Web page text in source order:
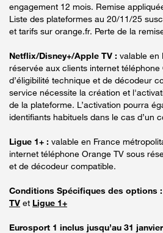
engagement 12 mois. Remise
Liste des plateformes au 20/11/25
et tarifs sur orange.fr. Perte de la
Netflix/Disney+/Apple TV : valable en
réservée aux clients internet
d’éligibilité technique et de décodeur
service nécessite la création et
de la plateforme. L’activation pourra
identifiants habituels dans le cas d’un
Ligue 1+ : valable en France
internet téléphone Orange TV sous
et de décodeur compatible.
Conditions Spécifiques des options :
TV et Ligue 1+
Eurosport 1 inclus jusqu’au 31